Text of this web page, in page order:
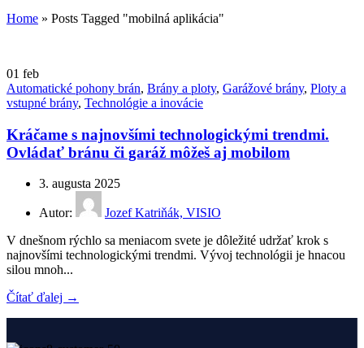
Home » Posts Tagged "mobilná aplikácia"
01 feb
Automatické pohony brán, Brány a ploty, Garážové brány, Ploty a
vstupné brány, Technológie a inovácie
Kráčame s najnovšími technologickými trendmi.
Ovládať bránu či garáž môžeš aj mobilom
3. augusta 2025
Autor:
Jozef Katriňák, VISIO
V dnešnom rýchlo sa meniacom svete je dôležité udržať krok s
najnovšími technologickými trendmi. Vývoj technológii je hnacou
silou mnoh...
Čítať ďalej →